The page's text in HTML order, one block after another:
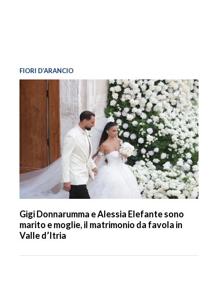
FIORI D’ARANCIO
Gigi Donnarumma e Alessia Elefante sono
marito e moglie, il matrimonio da favola in
Valle d’Itria